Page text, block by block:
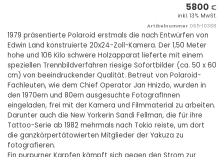
5800 €
inkl. 13% MwSt.
Artikelnummer 065-10368
1979 präsentierte Polaroid erstmals die nach Entwürfen von
Edwin Land konstruierte 20x24-Zoll-Kamera. Der 1,50 Meter
hohe und 106 Kilo schwere Holzapparat lieferte mit einem
speziellen Trennbildverfahren riesige Sofortbilder (ca. 50 x 60
cm) von beeindruckender Qualität. Betreut von Polaroid-
Fachleuten, wie dem Chief Operator Jan Hnizdo, wurden in
den 1970ern und 80ern ausgesuchte FotografInnen
eingeladen, frei mit der Kamera und Filmmaterial zu arbeiten.
Darunter auch die New Yorkerin Sandi Fellman, die für ihre
Tattoo-Serie ab 1982 mehrmals nach Tokio reiste, um dort
die ganzkörpertätowierten Mitglieder der Yakuza zu
fotografieren.